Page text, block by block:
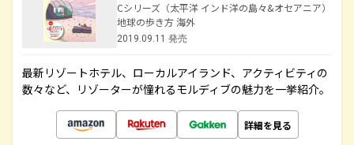
Cシリーズ（太平洋 インド洋の島々&オセアニア）
地球の歩き方 海外
2019.09.11 発売
最新リゾートホテル、ローカルアイランド、アクティビティの
数々など、リゾーターが憧れるモルディブの魅力を一挙紹介。
詳細を見る